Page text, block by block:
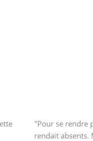
"Pour se rendre
rendait absents.